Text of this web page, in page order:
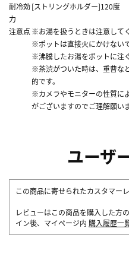
耐冷効
力
[ストリングホルダー]120度
注意点 ※お湯を扱うときは注意して
※ポットは直接火にかけない
※沸騰したお湯をポットに注
※茶渋がついた時は、重曹な
的です。
※カメラやモニターの性質に
がございますのでご理解願いま
ユーザ
この商品に寄せられたカスタマー
レビューはこの商品を購入した方
イン後、マイページ内 購入履歴一